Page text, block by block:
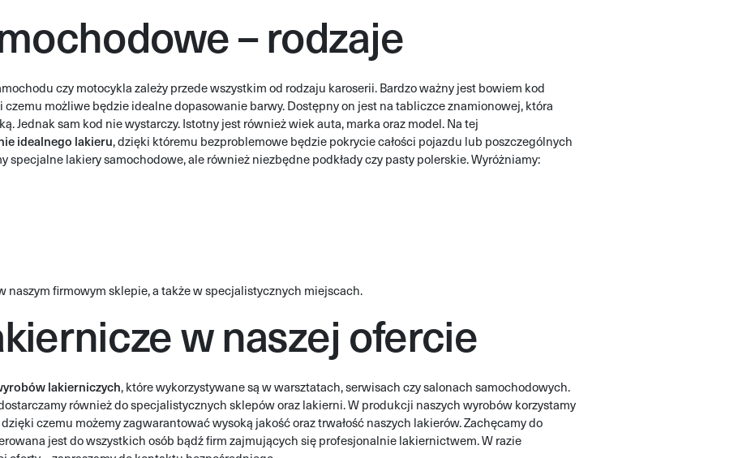
– rodzaje
czy motocykla zależy przede wszystkim od rodzaju karoserii. Bardzo ważny jest bowiem kod
możliwe będzie idealne dopasowanie barwy. Dostępny on jest na tabliczce znamionowej, która
Jednak sam kod nie wystarczy. Istotny jest również wiek auta, marka oraz model. Na tej
idealnego lakieru, dzięki któremu bezproblemowe będzie pokrycie całości pojazdu lub poszczególnych
specjalne lakiery samochodowe, ale również niezbędne podkłady czy pasty polerskie. Wyróżniamy:
naszym firmowym sklepie, a także w specjalistycznych miejscach.
w naszej ofercie
lakierniczych, które wykorzystywane są w warsztatach, serwisach czy salonach samochodowych.
również do specjalistycznych sklepów oraz lakierni. W produkcji naszych wyrobów korzystamy
czemu możemy zagwarantować wysoką jakość oraz trwałość naszych lakierów. Zachęcamy do
jest do wszystkich osób bądź firm zajmujących się profesjonalnie lakiernictwem. W razie